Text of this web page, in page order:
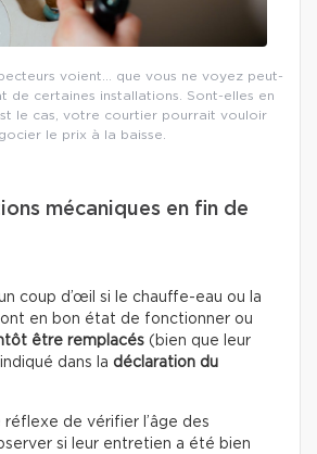
voient… que vous ne voyez peut-
de certaines installations. Sont-elles en
le cas, votre courtier pourrait vouloir
le prix à la baisse.
mécaniques en fin de
coup d’œil si le chauffe-eau ou la
en bon état de fonctionner ou
être remplacés (bien que leur
dans la déclaration du
réflexe de vérifier l’âge des
si leur entretien a été bien